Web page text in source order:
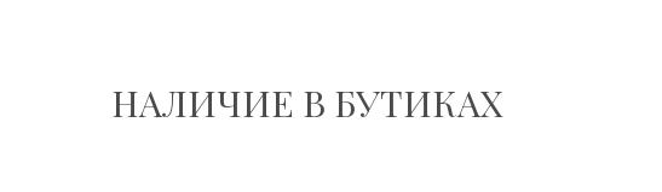
НАЛИЧИЕ В БУТИКАХ